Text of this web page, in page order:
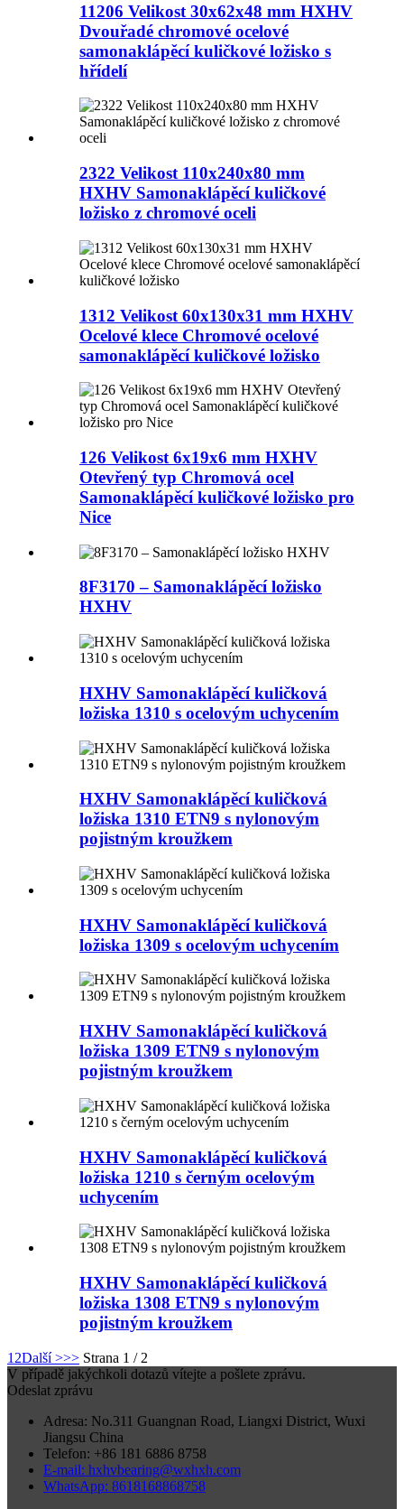
11206 Velikost 30x62x48 mm HXHV
Dvouřadé chromové ocelové
samonaklápěcí kuličkové ložisko s
hřídelí
2322 Velikost 110x240x80 mm
HXHV Samonaklápěcí kuličkové
ložisko z chromové oceli
1312 Velikost 60x130x31 mm HXHV
Ocelové klece Chromové ocelové
samonaklápěcí kuličkové ložisko
126 Velikost 6x19x6 mm HXHV
Otevřený typ Chromová ocel
Samonaklápěcí kuličkové ložisko pro
Nice
8F3170 – Samonaklápěcí ložisko
HXHV
HXHV Samonaklápěcí kuličková
ložiska 1310 s ocelovým uchycením
HXHV Samonaklápěcí kuličková
ložiska 1310 ETN9 s nylonovým
pojistným kroužkem
HXHV Samonaklápěcí kuličková
ložiska 1309 s ocelovým uchycením
HXHV Samonaklápěcí kuličková
ložiska 1309 ETN9 s nylonovým
pojistným kroužkem
HXHV Samonaklápěcí kuličková
ložiska 1210 s černým ocelovým
uchycením
HXHV Samonaklápěcí kuličková
ložiska 1308 ETN9 s nylonovým
pojistným kroužkem
1 2Další >>> Strana 1 / 2
V případě jakýchkoli dotazů vítejte a pošlete zprávu.
Odeslat zprávu
Adresa: No.311 Guangnan Road, Liangxi District, Wuxi
Jiangsu China
Telefon: +86 181 6886 8758
E-mail: hxhvbearing@wxhxh.com
WhatsApp: 8618168868758